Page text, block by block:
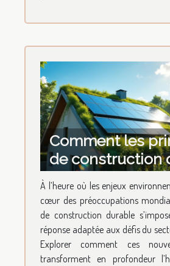
Comment les
de construction
transforment-ils
moderne ?
À l’heure où les enjeux
cœur des préoccupations
de construction durable
réponse adaptée aux défis du
Explorer comment ces
transforment en profondeur